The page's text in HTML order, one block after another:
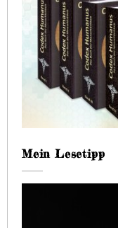
Mein Lesetipp